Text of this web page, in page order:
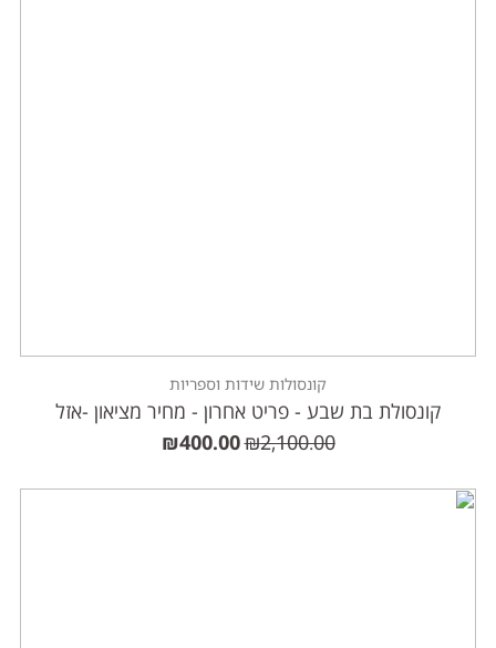
קונסולות שידות וספריות
קונסולת בת שבע - פריט אחרון - מחיר מציאון -אזל
₪2,100.00
₪400.00